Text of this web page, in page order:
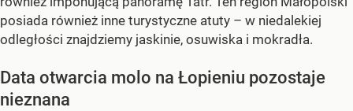
posiada również inne turystyczne atuty – w niedalekiej
odległości znajdziemy jaskinie, osuwiska i mokradła.
Data otwarcia molo na Łopieniu pozostaje
nieznana